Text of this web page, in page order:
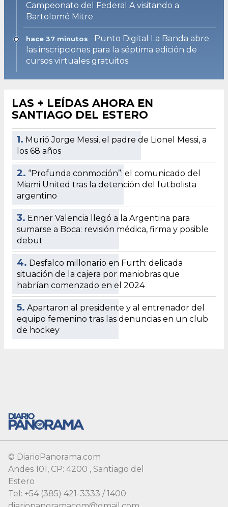
© DiarioPanorama.com
Andes 101, CP: 4200 , Santiago del
Estero
Tel: +54 (385) 421-3333 / 1400